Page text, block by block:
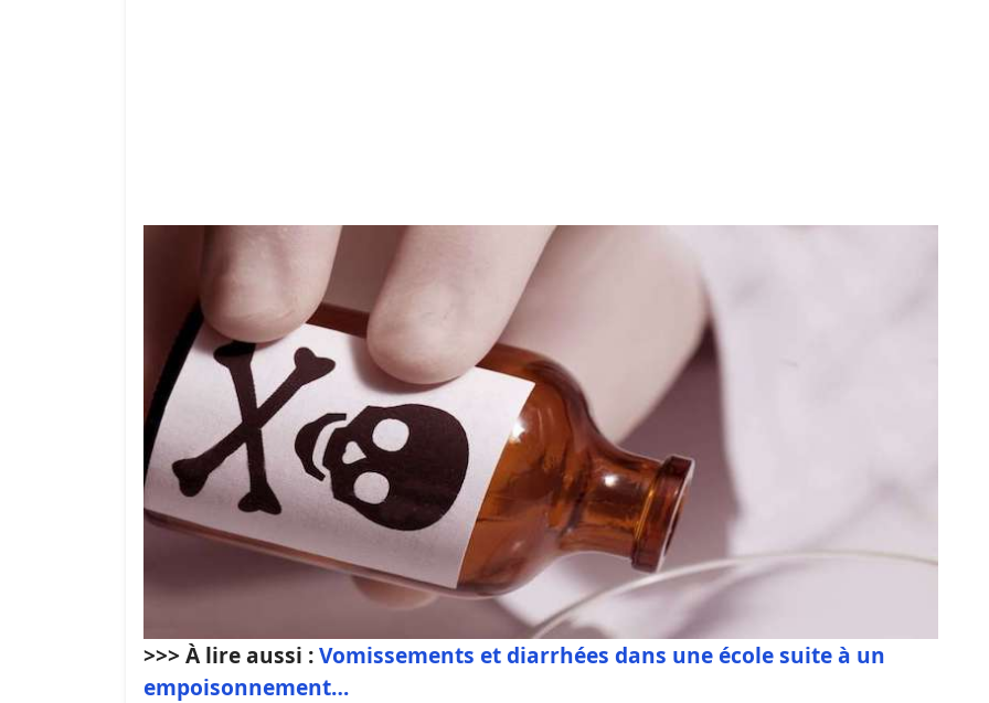
>>> À lire aussi :Vomissements et diarrhées dans une école suite à un
empoisonnement…